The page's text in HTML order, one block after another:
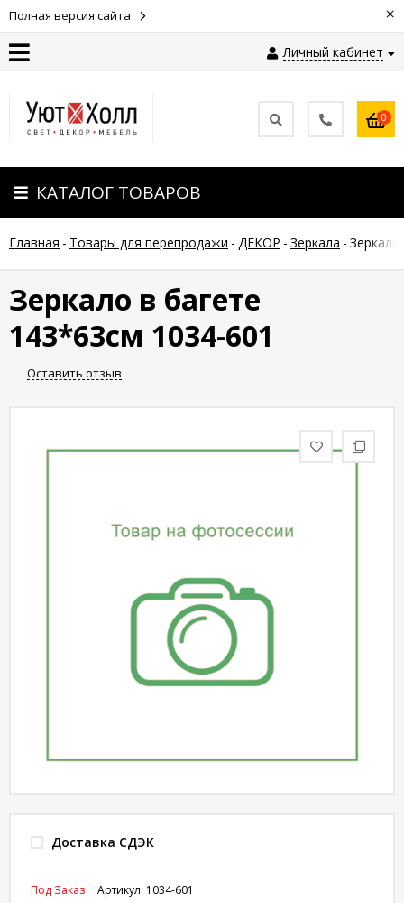
Полная версия сайта ×
Личный кабинет
Оплата
Доставка
Гарантия
возврат
Новости
конфиденциальности
0
КАТАЛОГ ТОВАРОВ
Главная - Товары для перепродажи - ДЕКОР - Зеркала -
Зеркало в багете
143*63см 1034-601
Оставить отзыв
Доставка СДЭК
Артикул: 1034-601
Под Заказ